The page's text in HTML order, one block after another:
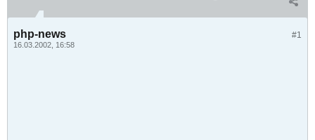
#1
php-news
16.03.2002, 16:58